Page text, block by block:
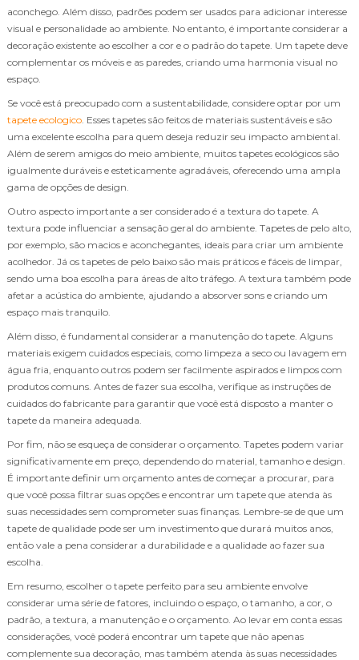
aconchego. Além disso, padrões podem ser usados para adicionar interesse
visual e personalidade ao ambiente. No entanto, é importante considerar a
decoração existente ao escolher a cor e o padrão do tapete. Um tapete deve
complementar os móveis e as paredes, criando uma harmonia visual no
espaço.
Se você está preocupado com a sustentabilidade, considere optar por um
tapete ecologico . Esses tapetes são feitos de materiais sustentáveis e são
uma excelente escolha para quem deseja reduzir seu impacto ambiental.
Além de serem amigos do meio ambiente, muitos tapetes ecológicos são
igualmente duráveis e esteticamente agradáveis, oferecendo uma ampla
gama de opções de design.
Outro aspecto importante a ser considerado é a textura do tapete. A
textura pode influenciar a sensação geral do ambiente. Tapetes de pelo alto,
por exemplo, são macios e aconchegantes, ideais para criar um ambiente
acolhedor. Já os tapetes de pelo baixo são mais práticos e fáceis de limpar,
sendo uma boa escolha para áreas de alto tráfego. A textura também pode
afetar a acústica do ambiente, ajudando a absorver sons e criando um
espaço mais tranquilo.
Além disso, é fundamental considerar a manutenção do tapete. Alguns
materiais exigem cuidados especiais, como limpeza a seco ou lavagem em
água fria, enquanto outros podem ser facilmente aspirados e limpos com
produtos comuns. Antes de fazer sua escolha, verifique as instruções de
cuidados do fabricante para garantir que você está disposto a manter o
tapete da maneira adequada.
Por fim, não se esqueça de considerar o orçamento. Tapetes podem variar
significativamente em preço, dependendo do material, tamanho e design.
É importante definir um orçamento antes de começar a procurar, para
que você possa filtrar suas opções e encontrar um tapete que atenda às
suas necessidades sem comprometer suas finanças. Lembre-se de que um
tapete de qualidade pode ser um investimento que durará muitos anos,
então vale a pena considerar a durabilidade e a qualidade ao fazer sua
escolha.
Em resumo, escolher o tapete perfeito para seu ambiente envolve
considerar uma série de fatores, incluindo o espaço, o tamanho, a cor, o
padrão, a textura, a manutenção e o orçamento. Ao levar em conta essas
considerações, você poderá encontrar um tapete que não apenas
complemente sua decoração, mas também atenda às suas necessidades